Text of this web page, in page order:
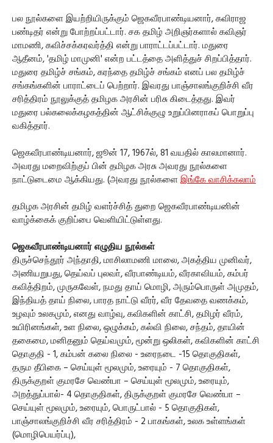
பல நூல்களை இயற்றியிருக்கும் ஜெகவீரபாண்டியனார், கவிராஜ
பண்டிதர் என்று போற்றப்பட்டார். சக தமிழ் அறிஞர்களால் கவிஞர்
மாமணி, கவிச்சக்கரவர்த்தி என்று பாராட்டப்பட்டார். மதுரை
ஆதீனம், 'தமிழ் மாமுனி' என்ற பட்டத்தை அளித்துச் சிறப்பித்தார்.
மதுரை தமிழ்ச் சங்கம், கரந்தை தமிழ்ச் சங்கம் எனப் பல தமிழ்ச்
சங்கங்களின் பாராட்டைப் பெற்றார். இவரது பாஞ்சாலங்குறிச்சி வீர
சரித்திரம் நூலுக்குத் தமிழக அரசின் பரிசு கிடைத்தது. இவர்
மதுரை பல்கலைக்கழகத்தின் ஆட்சிக்குழு உறுப்பினராகப் பொறுப்பு
வகித்தார்.
ஜெகவீரபாண்டியனார், ஜூன் 17, 1967ல், 81 வயதில் காலமானார்.
அவரது மறைவிற்குப் பின் தமிழக அரசு அவரது நூல்களை
நாட்டுடைமை ஆக்கியது. (அவரது நூல்களைஇங்கே வாசிக்கலாம்
தமிழக அரசின் தமிழ் வளர்ச்சித் துறை ஜெகவீரபாண்டியனின்
வாழ்க்கைக் குறிப்பை வெளியிட்டுள்ளது.
ஜெகவீரபாண்டியனார் எழுதிய நூல்கள்
திருச்செந்தூர் அந்தாதி, மாசிலாமணி மாலை, அகத்திய முனிவர்,
அணியறுபது, தெய்வப் புலவா், வீரபாண்டியம், வீரகாவியம், கம்பர்
கவித்திறம், முருகவேள், நமது தாய் மொழி, அரும்பொருள் அமுதம்,
இந்தியத் தாய் நிலை, பாரத நாட்டு வீரர், வீர தேவதை வணக்கம்,
உழவும் உலகமும், எனது வாழ்வு, கவிகளின் காட்சி, தமிழர் வீரம்,
உயிரினங்கள், உள நிலை, ஒழுக்கம், கல்வி நிலை, சந்தம், தாயின்
தகைமை, மனிதனும் தெய்வமும், மூன்று ஒலிகள், கவிகளின் காட்சி
தொகுதி - 1, கம்பன் கலை நிலை - உரைநடை -15 தொகுதிகள்,
தரும தீபிகை – செய்யுள் மூலமும், உரையும் - 7 தொகுதிகள்,
திருக்குறள் குமரசே வெண்பா – செய்யுள் மூலமும், உரையும்,
அறத்துப்பால்- 4 தொகுதிகள், திருக்குறள் குமரசே வெண்பா –
செய்யுள் மூலமும், உரையும், பொருட்பால் - 5 தொகுதிகள்,
பாஞ்சாலங்குறிச்சி வீர சரித்திரம் - 2 பாகங்கள், உலக உள்ளங்கள்
(மொழிபெயர்ப்பு),